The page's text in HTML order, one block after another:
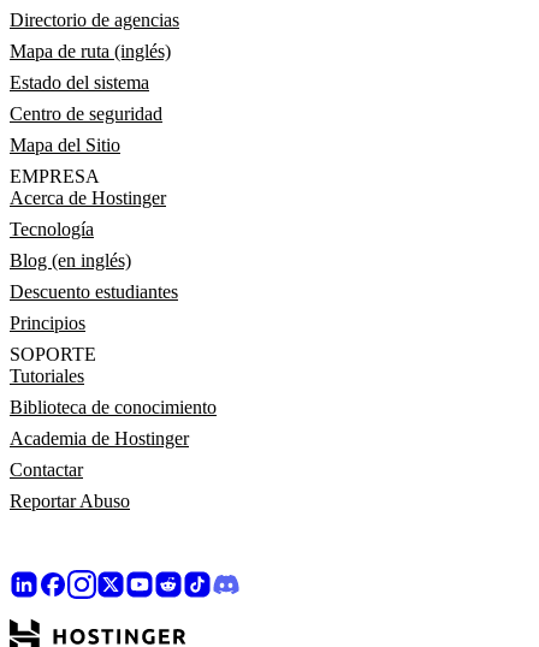
Directorio de agencias
Mapa de ruta (inglés)
Estado del sistema
Centro de seguridad
Mapa del Sitio
EMPRESA
Acerca de Hostinger
Tecnología
Blog (en inglés)
Descuento estudiantes
Principios
SOPORTE
Tutoriales
Biblioteca de conocimiento
Academia de Hostinger
Contactar
Reportar Abuso